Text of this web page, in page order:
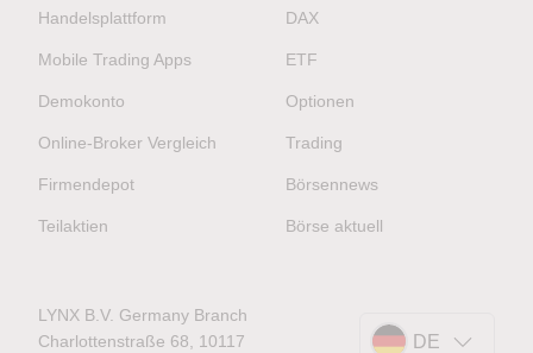
Handelsplattform
Mobile Trading Apps
Demokonto
Online-Broker Vergleich
Firmendepot
Teilaktien
DAX
ETF
Optionen
Trading
Börsennews
Börse aktuell
LYNX B.V. Germany Branch
Charlottenstraße 68, 10117
DE